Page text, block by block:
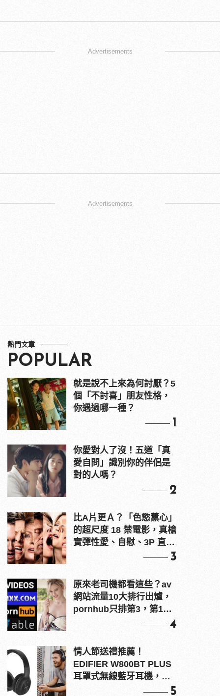
Advertisements
Advertisements
熱門文章
POPULAR
就是說不上來為何討厭？5
個「不討喜」朋友性格，
你遇過哪一種？
1
你愛對人了沒！五道「真
愛自問」識別你的伴侶是
對的人嗎？
2
比A片更Ａ？「色慾薰心」
的超尺度 18 禁電影，真槍
實彈性愛、自慰、3P 直接
3
原來老司機都看這些？av
網站流量10大排行出爐，
pornhub只排第3，第1名
4
情人節送禮推薦！
EDIFIER W800BT PLUS
耳罩式無線藍牙耳機，在
5